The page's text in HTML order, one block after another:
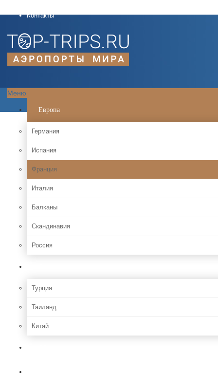
Контакты
Меню
Европа
Германия
Испания
Франция
Италия
Балканы
Скандинавия
Россия
Турция
Таиланд
Китай